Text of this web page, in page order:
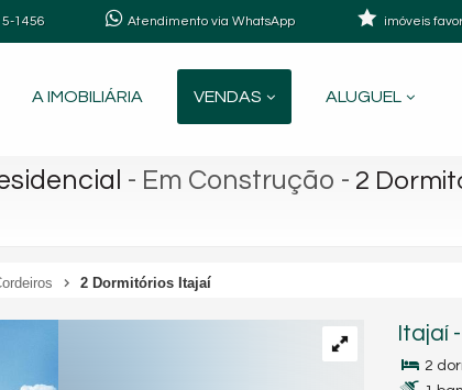
1456 Atendimento via WhatsApp imóveis
A IMOBILIÁRIA VENDAS ALUGUEL
- Em Construção - 2
2 Dormitórios Itajaí
Itajaí -
2